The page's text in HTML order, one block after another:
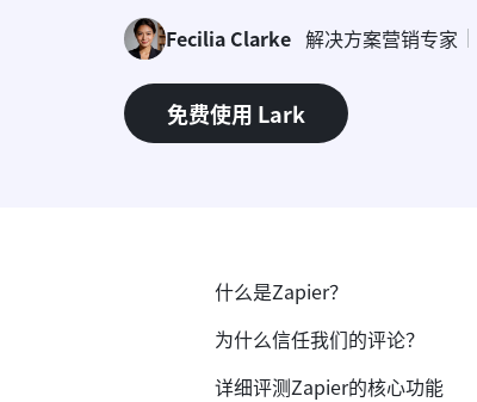
Fecilia Clarke 解决方案营销专家
免费使用 Lark
什么是Zapier？
为什么信任我们的评论？
详细评测Zapier的核心功能